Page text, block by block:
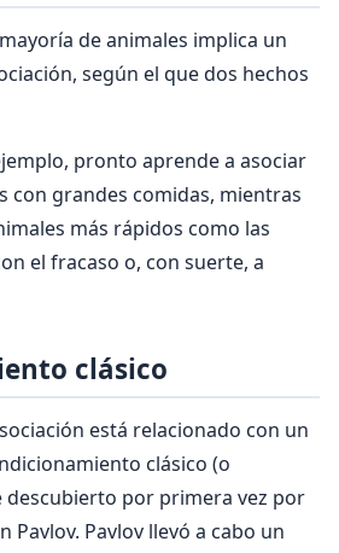
de animales implica un
según el que dos hechos
pronto aprende a asociar
con grandes comidas, mientras
más rápidos como las
el fracaso o, con suerte, a
clásico
está relacionado con un
clásico (o
descubierto por primera vez por
Pavlov. Pavlov llevó a cabo un